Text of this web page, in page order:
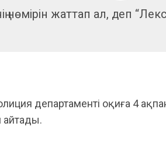
нөмірін жаттап ал, деп
департаменті оқиға 4